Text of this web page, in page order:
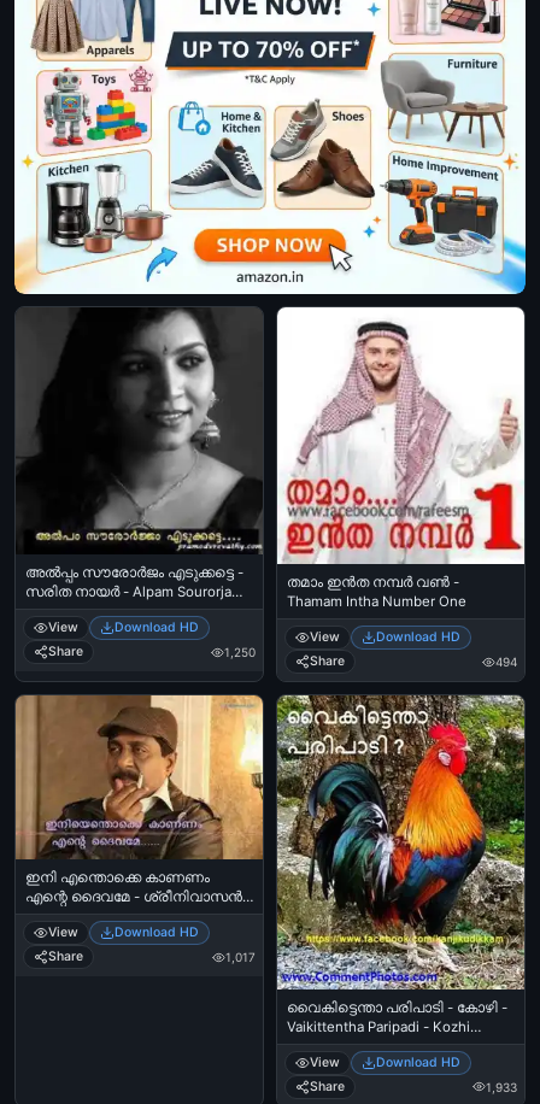
അല്‍പ്പം സൗരോര്‍ജം എടുക്കട്ടെ -
സരിത നായര്‍ - Alpam Sourorjam
Edukkatte - Saritha Nair
View
Download HD
Share
1,250
തമാം ഇന്‍ത നമ്പര്‍ വണ്‍ -
Thamam Intha Number One
View
Download HD
Share
494
ഇനി എന്തൊക്കെ കാണണം
എന്റെ ദൈവമേ - ശ്രീനിവാസന്‍ -
Ini Enthokke Kaananam Ente
Daivame
View
Download HD
Share
1,017
വൈകിട്ടെന്താ പരിപാടി - കോഴി -
Vaikittentha Paripadi - Kozhi
Chicken
View
Download HD
Share
1,933